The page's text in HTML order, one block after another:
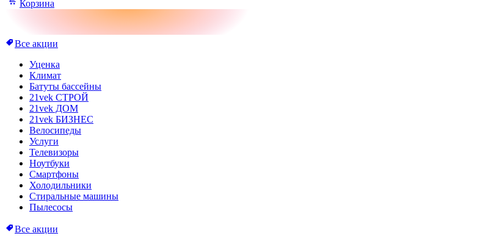
Корзина
Все акции
Уценка
Климат
Батуты бассейны
21vek СТРОЙ
21vek ДОМ
21vek БИЗНЕС
Велосипеды
Услуги
Телевизоры
Ноутбуки
Смартфоны
Холодильники
Стиральные машины
Пылесосы
Все акции